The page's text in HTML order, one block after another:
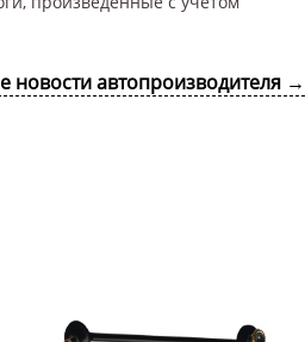
новости автопроизводителя →